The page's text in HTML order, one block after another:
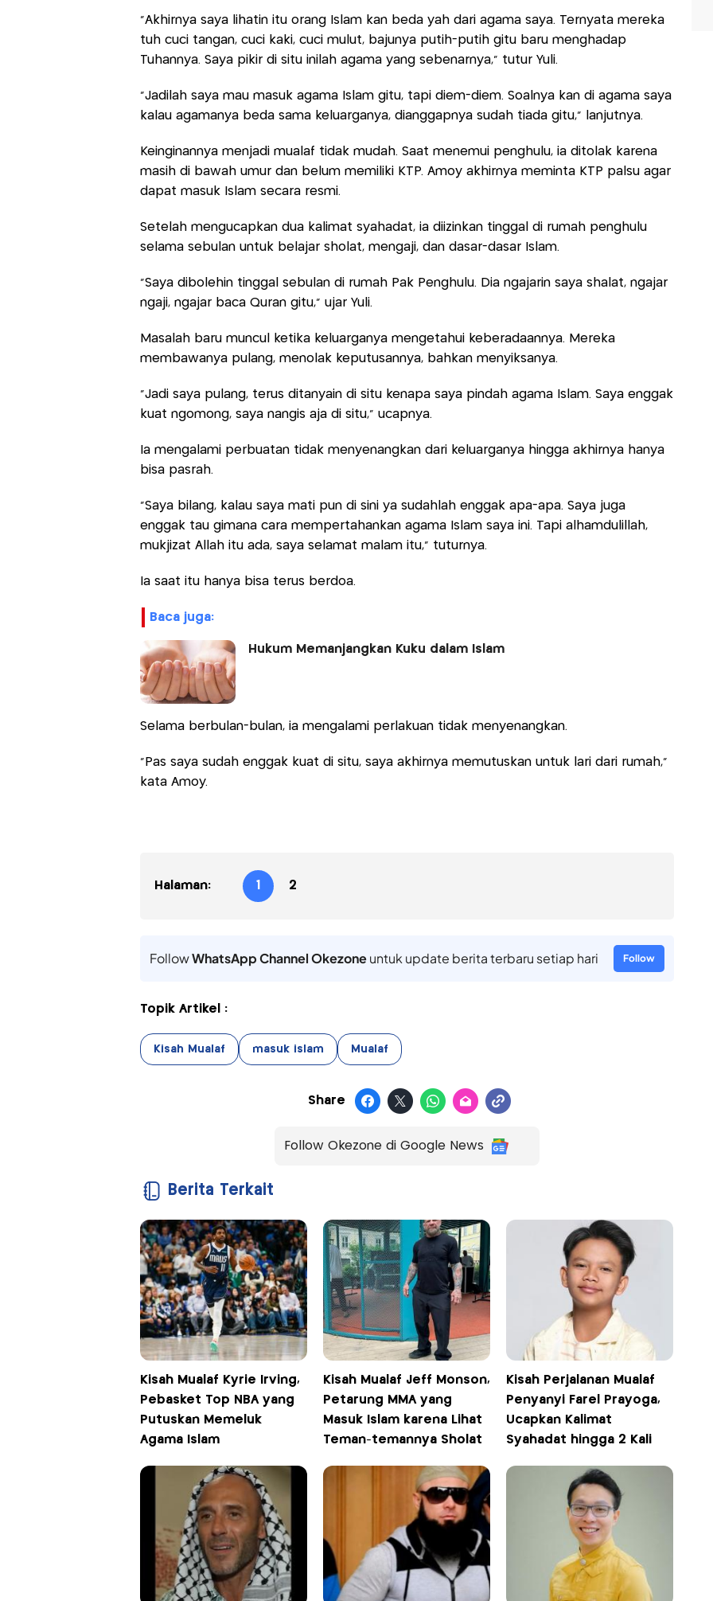
"Akhirnya saya lihatin itu orang Islam kan beda yah dari agama saya. Ternyata mereka
tuh cuci tangan, cuci kaki, cuci mulut, bajunya putih-putih gitu baru menghadap
Tuhannya. Saya pikir di situ inilah agama yang sebenarnya," tutur Yuli.
"Jadilah saya mau masuk agama Islam gitu, tapi diem-diem. Soalnya kan di agama saya
kalau agamanya beda sama keluarganya, dianggapnya sudah tiada gitu," lanjutnya.
Keinginannya menjadi mualaf tidak mudah. Saat menemui penghulu, ia ditolak karena
masih di bawah umur dan belum memiliki KTP. Amoy akhirnya meminta KTP palsu agar
dapat masuk Islam secara resmi.
Setelah mengucapkan dua kalimat syahadat, ia diizinkan tinggal di rumah penghulu
selama sebulan untuk belajar sholat, mengaji, dan dasar-dasar Islam.
"Saya dibolehin tinggal sebulan di rumah Pak Penghulu. Dia ngajarin saya shalat, ngajar
ngaji, ngajar baca Quran gitu," ujar Yuli.
Masalah baru muncul ketika keluarganya mengetahui keberadaannya. Mereka
membawanya pulang, menolak keputusannya, bahkan menyiksanya.
"Jadi saya pulang, terus ditanyain di situ kenapa saya pindah agama Islam. Saya enggak
kuat ngomong, saya nangis aja di situ," ucapnya.
Ia mengalami perbuatan tidak menyenangkan dari keluarganya hingga akhirnya hanya
bisa pasrah.
"Saya bilang, kalau saya mati pun di sini ya sudahlah enggak apa-apa. Saya juga
enggak tau gimana cara mempertahankan agama Islam saya ini. Tapi alhamdulillah,
mukjizat Allah itu ada, saya selamat malam itu," tuturnya.
Ia saat itu hanya bisa terus berdoa.
baca juga:
Hukum Memanjangkan Kuku dalam Islam
Selama berbulan-bulan, ia mengalami perlakuan tidak menyenangkan.
"Pas saya sudah enggak kuat di situ, saya akhirnya memutuskan untuk lari dari rumah,"
kata Amoy.
Halaman: 1 2
FollowWhatsApp Channel Okezoneuntuk update berita terbaru setiap hari Follow
Topik Artikel :
Kisah Mualaf masuk islam Mualaf
Share
Follow Okezone di Google News
Berita Terkait
Kisah Mualaf Kyrie Irving,
Pebasket Top NBA yang
Putuskan Memeluk
Agama Islam
Kisah Mualaf Jeff Monson,
Petarung MMA yang
Masuk Islam karena Lihat
Teman-temannya Sholat
Kisah Perjalanan Mualaf
Penyanyi Farel Prayoga,
Ucapkan Kalimat
Syahadat hingga 2 Kali